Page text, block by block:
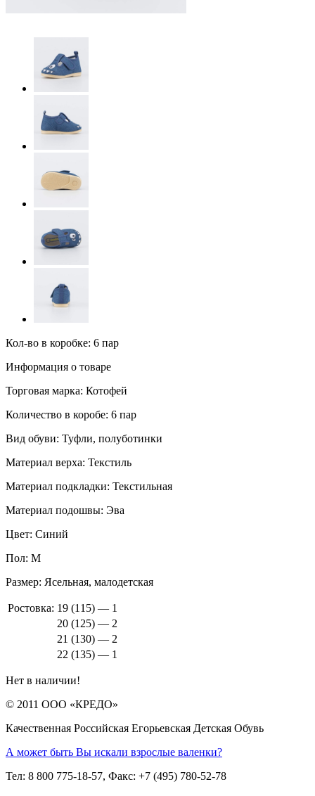
Кол-во в коробке: 6 пар
Информация о товаре
Торговая марка: Котофей
Количество в коробе: 6 пар
Вид обуви: Туфли, полуботинки
Материал верха: Текстиль
Материал подкладки: Текстильная
Материал подошвы: Эва
Цвет: Синий
Пол: М
Размер: Ясельная, малодетская
Ростовка: 19 (115) — 1
20 (125) — 2
21 (130) — 2
22 (135) — 1
Нет в наличии!
© 2011 ООО «КРЕДО»
Качественная Российская Егорьевская Детская Обувь
А может быть Вы искали взрослые валенки?
Тел: 8 800 775-18-57, Факс: +7 (495) 780-52-78